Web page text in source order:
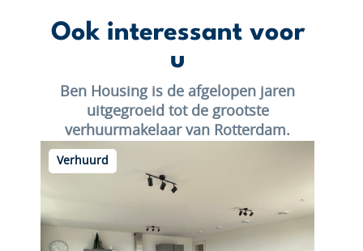
Ook interessant voor
u
Ben Housing is de afgelopen jaren
uitgegroeid tot de grootste
verhuurmakelaar van Rotterdam.
Verhuurd